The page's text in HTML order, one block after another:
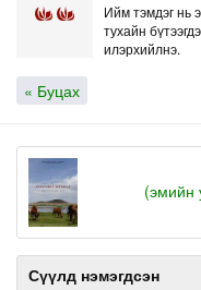
Ийм тэмдэг нь
тухайн
илэрхийлнэ.
« Буцах
(эмийн
Сүүлд нэмэгдсэн